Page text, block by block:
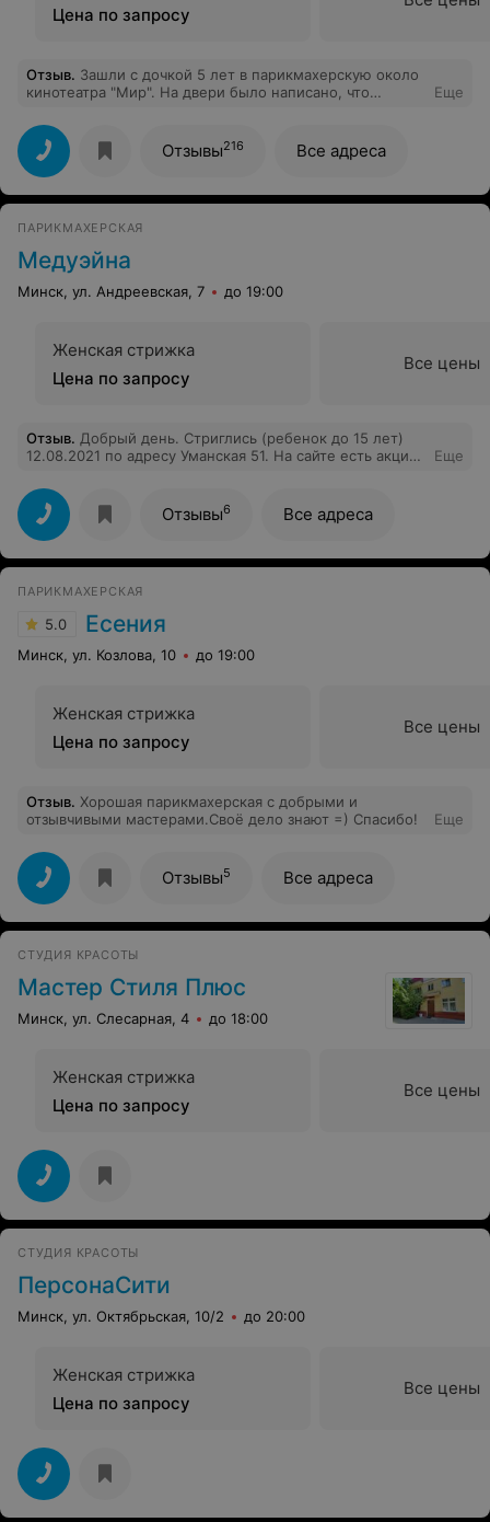
Цена по запросу
Отзыв. Зашли с дочкой 5 лет в парикмахерскую около
кинотеатра "Мир". На двери было написано, что
очереди я решила уточнить, сколько будет стоить всё
же стрижка (подравнять кончики) ребёнку, оказалось,
что 8,99 руб! За что?! Это уже какой-то обман! Мы
ушли и больше туда ни ногой!
Еще
Отзывы216 Все адреса
ПАРИКМАХЕРСКАЯ
Медуэйна
Минск, ул. Андреевская, 7 до 19:00
Женская стрижка
Цена по запросу
Все цены
Отзыв. Добрый день. Стриглись (ребенок до 15 лет)
12.08.2021 по адресу Уманская 51. На сайте есть акция,
предоставили.
Еще
Отзывы6 Все адреса
ПАРИКМАХЕРСКАЯ
5.0 Есения
Минск, ул. Козлова, 10 до 19:00
Женская стрижка
Цена по запросу
Все цены
Отзыв. Хорошая парикмахерская с добрыми и
отзывчивыми мастерами.Своё дело знают =) Спасибо!
Еще
Отзывы5 Все адреса
СТУДИЯ КРАСОТЫ
Мастер Стиля Плюс
Минск, ул. Слесарная, 4 до 18:00
Женская стрижка
Цена по запросу
Все цены
СТУДИЯ КРАСОТЫ
ПерсонаСити
Минск, ул. Октябрьская, 10/2 до 20:00
Женская стрижка
Цена по запросу
Все цены